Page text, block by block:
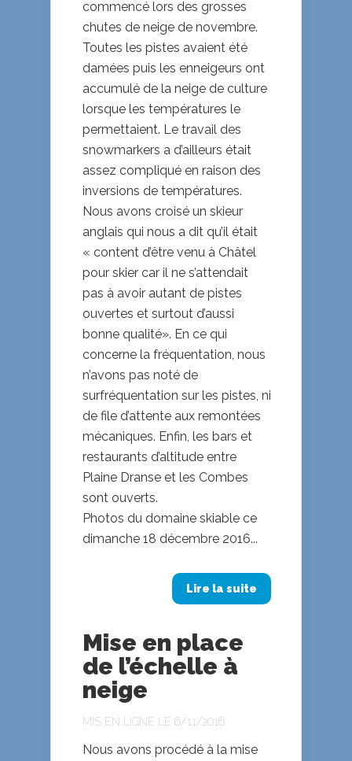
commencé lors des grosses
chutes de neige de novembre.
Toutes les pistes avaient été
damées puis les enneigeurs ont
accumulé de la neige de culture
lorsque les températures le
permettaient. Le travail des
snowmarkers a d’ailleurs était
assez compliqué en raison des
inversions de températures.
Nous avons croisé un skieur
anglais qui nous a dit qu’il était
« content d’être venu à Châtel
pour skier car il ne s’attendait
pas à avoir autant de pistes
ouvertes et surtout d’aussi
bonne qualité». En ce qui
concerne la fréquentation, nous
n’avons pas noté de
surfréquentation sur les pistes, ni
de file d’attente aux remontées
mécaniques. Enfin, les bars et
restaurants d’altitude entre
Plaine Dranse et les Combes
sont ouverts.
Photos du domaine skiable ce
dimanche 18 décembre 2016...
Lire la suite
Mise en place
de l’échelle à
neige
MIS EN LIGNE LE 6/11/2016
Nous avons procédé à la mise